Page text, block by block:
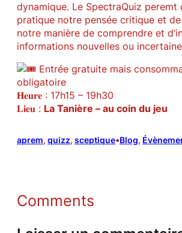
dynamique. Le SpectraQuiz peremt
pratique notre pensée critique et
notre manière de comprendre et
informations nouvelles ou
Entrée gratuite mais
obligatoire
𝐇𝐞𝐮𝐫𝐞 : 17h15 – 19h30
𝐋𝐢𝐞𝐮 : La Tanière – au coin du jeu
aprem, quizz, sceptique•Blog,
Comments